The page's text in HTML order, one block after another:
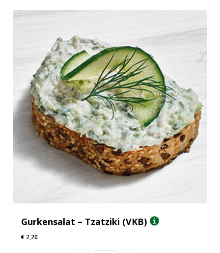
Gurkensalat – Tzatziki (VKB)
€2,20